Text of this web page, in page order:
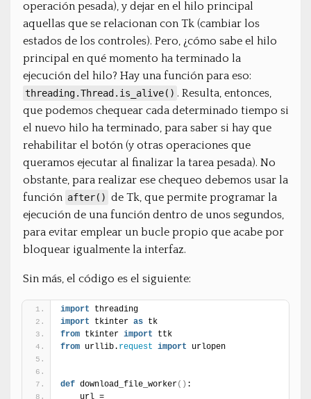
operación pesada), y dejar en el hilo principal
aquellas que se relacionan con Tk (cambiar los
estados de los controles). Pero, ¿cómo sabe el hilo
principal en qué momento ha terminado la
ejecución del hilo? Hay una función para eso:
threading.Thread.is_alive() . Resulta, entonces,
que podemos chequear cada determinado tiempo si
el nuevo hilo ha terminado, para saber si hay que
rehabilitar el botón (y otras operaciones que
queramos ejecutar al finalizar la tarea pesada). No
obstante, para realizar ese chequeo debemos usar la
función after() de Tk, que permite programar la
ejecución de una función dentro de unos segundos,
para evitar emplear un bucle propio que acabe por
bloquear igualmente la interfaz.
Sin más, el código es el siguiente:
import threading
import tkinter as tk
from tkinter import ttk
from urllib. request import urlopen
def download_file_worker( ) :